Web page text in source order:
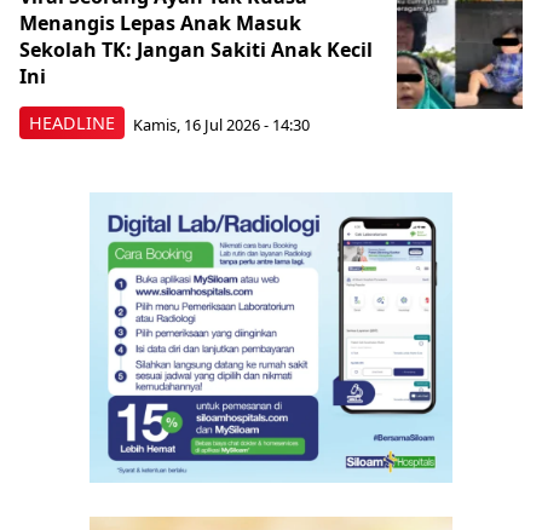
HEADLINE
Menangis Lepas Anak Masuk
Sekolah TK: Jangan Sakiti Anak Kecil
Ini
Kamis, 16 Jul 2026 - 14:30